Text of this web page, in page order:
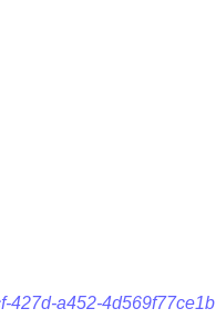
427d-a452-4d569f77ce1b